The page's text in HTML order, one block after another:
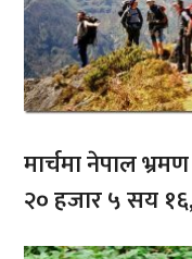
मार्चमा नेपाल
२० हजार ५ सय
भारतबाट